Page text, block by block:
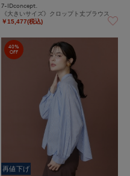
7-IDconcept.
《大きいサイズ》クロップト丈ブラウス
￥15,477(税込)
40%
OFF
再値下げ